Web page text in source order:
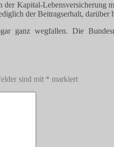
Kapital-
der Beitragserhalt,
ganz wegfallen. Die
sind mit * markiert